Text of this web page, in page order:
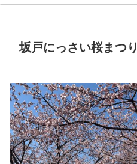
坂戸にっさい桜まつり